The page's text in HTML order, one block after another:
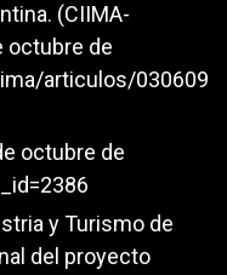
(CIIMA-
octubre de
articulos/030609
octubre de
y Turismo de
del proyecto